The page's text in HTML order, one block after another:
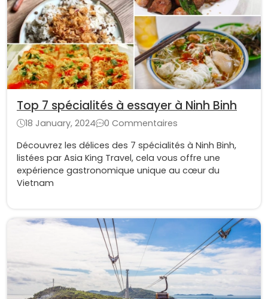
Top 7 spécialités à essayer à Ninh Binh
18 January, 2024
0 Commentaires
Découvrez les délices des 7 spécialités à Ninh Binh,
listées par Asia King Travel, cela vous offre une
expérience gastronomique unique au cœur du
Vietnam